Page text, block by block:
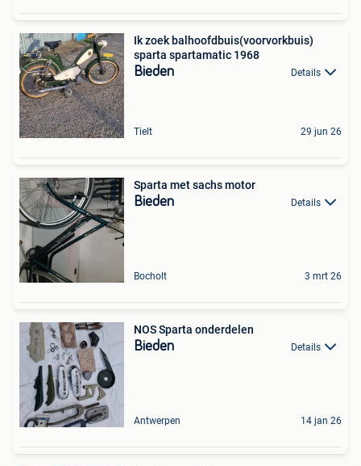
Ik zoek balhoofdbuis(voorvorkbuis)
sparta spartamatic 1968
Bieden Details
Tielt 29 jun 26
Sparta met sachs motor
Bieden Details
Bocholt 3 mrt 26
NOS Sparta onderdelen
Bieden Details
Antwerpen 14 jan 26